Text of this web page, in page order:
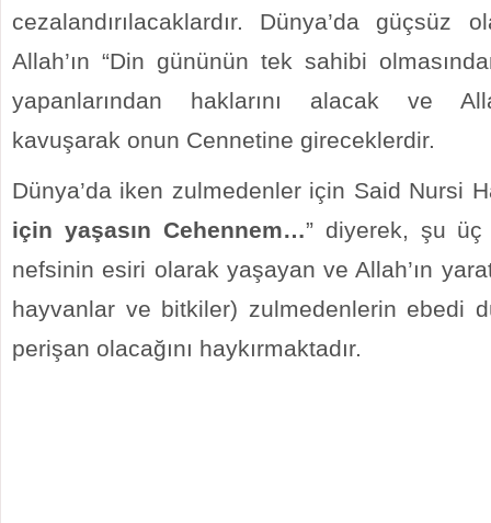
cezalandırılacaklardır. Dünya’da güçsüz
Allah’ın “Din gününün tek sahibi
yapanlarından haklarını alacak ve
kavuşarak onun Cennetine gireceklerdir.
Dünya’da iken zulmedenler için Said Nursi
için yaşasın Cehennem…” diyerek, şu
nefsinin esiri olarak yaşayan ve Allah’ın
hayvanlar ve bitkiler) zulmedenlerin ebedi
perişan olacağını haykırmaktadır.